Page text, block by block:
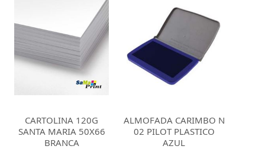
CARTOLINA 120G
SANTA MARIA 50X66
BRANCA
ALMOFADA CARIMBO N
02 PILOT PLASTICO
AZUL